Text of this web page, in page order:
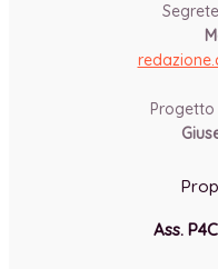
Ass.